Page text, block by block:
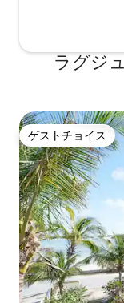
ラグジ
ゲストチョイス
ゲストチョイス